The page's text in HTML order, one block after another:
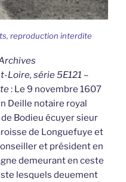
reproduction interdite
Loire, série 5E121 –
: Le 9 novembre 1607
Deille notaire royal
Bodieu écuyer sieur
de Longuefuye et
et président en
demeurant en ceste
lesquels deuement